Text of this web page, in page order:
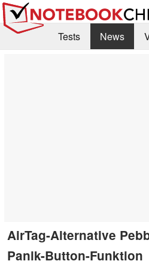
Tests News
AirTag-Alternative
Panik-Button-Funktion